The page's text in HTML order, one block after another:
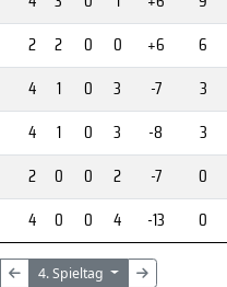
2 2 0 0 +6
6
4 1 0 3 -7
3
4 1 0 3 -8
3
2 0 0 2 -7
0
4 0 0 4 -13 0
4. Spieltag